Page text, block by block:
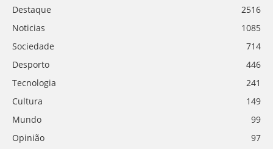
Destaque
2516
Noticias
1085
Sociedade
714
Desporto
446
Tecnologia
241
Cultura
149
Mundo
99
Opinião
97